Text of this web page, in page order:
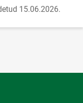
15.06.2026.